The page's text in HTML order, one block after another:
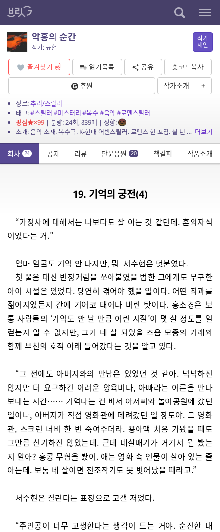
악흥의 순간
작가: 규환
작가
제안
즐겨찾기 읽기목록 공유
숏코드복사
후원
작가소개 +
장르:추리/스릴러
태그:#스릴러 #미스터리 #복수#음악#로맨스릴러
평점
×99| 분량: 24회, 839매 | 성향:
소개: 음악 소재. 복수극. K-현대 어반스릴러. 로맨스 한 꼬집. 칠 년 전 죽은 오빠를 위해 복수의 여정을 떠난다. 애증과 유희, 좌절과 유대, 원한과 권태가 교차하는 순간의 악흥樂興... 더보기
회차 24 공지 리뷰 단문응원 20 책갈피 작품소개
19. 기억의 궁전(4)
“가정사에 대해서는 나보다도 잘 아는 것 같던데. 혼외자식
이었다는 거.”
엄마 얼굴도 기억 안 나지만, 뭐. 서수현은 덧붙였다.
첫 울음 대신 빈정거림을 쏘아붙였을 법한 그에게도 무구한
아이 시절은 있었다. 당연히 겪어야 했을 일이다. 어떤 죄과를
짊어지었든지 간에 기어코 태어나 버린 탓이다. 홍소경은 보
통 사람들의 ‘기억도 안 날 만큼 어린 시절’이 몇 살 정도를 일
컫는지 알 수 없지만, 그가 네 살 되었을 즈음 모종의 거래와
함께 부친의 호적 아래 들어갔다는 것을 알고 있다.
“그 전에도 아버지와의 만남은 있었던 것 같아. 넉넉하진
않지만 더 요구하긴 어려운 양육비나, 아빠라는 어른을 만나
보내는 시간…… 기억나는 건 비서 아저씨와 놀이공원에 갔던
일이나, 아버지가 직접 영화관에 데려갔던 일 정도야. 그 영화
관, 스크린 너비 한 번 죽여주더라. 용아맥 처음 가봤을 때도
그만큼 신기하진 않았는데. 근데 네살배기가 거기서 뭘 봤는
지 알아? 홍콩 무협을 봤어. 애는 영화 속 인물이 살아 있는 줄
아는데. 보통 네 살이면 전조작기도 못 벗어났을 때라고.”
서수현은 질린다는 표정으로 고갤 저었다.
“주인공이 너무 고생한다는 생각이 드는 거야. 순진한 내